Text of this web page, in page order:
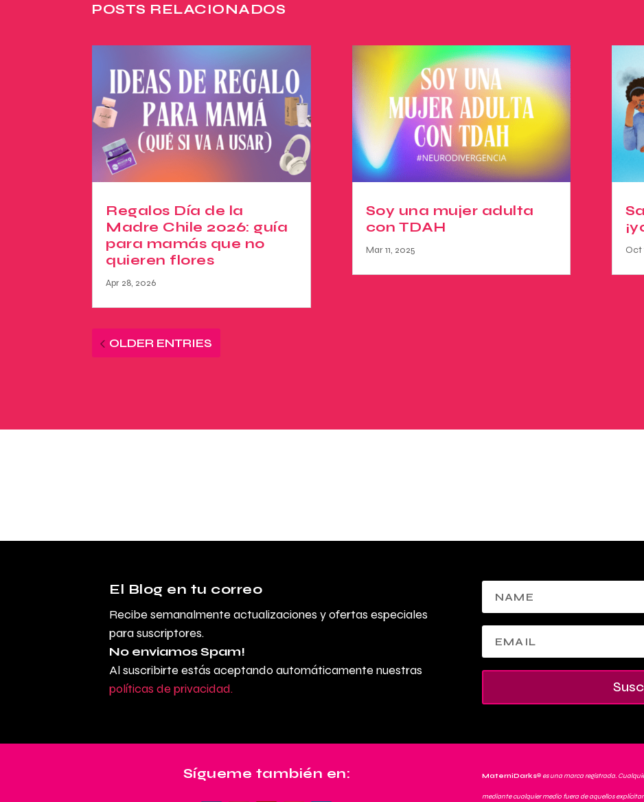
POSTS RELACIONADOS
Regalos Día de la
Madre Chile 2026: guía
para mamás que no
quieren flores
Apr 28, 2026
Soy una mujer adulta
con TDAH
Mar 11, 2025 Oct
OLDER ENTRIES
El Blog en tu correo
Recibe semanalmente actualizaciones y ofertas especiales
para suscriptores.
No enviamos Spam!
Al suscribirte estás aceptando automáticamente nuestras
políticas de privacidad.
Sígueme también en: MaterniDarks®es una marca registrada.
mediante cualquier medio fuera de aquellos